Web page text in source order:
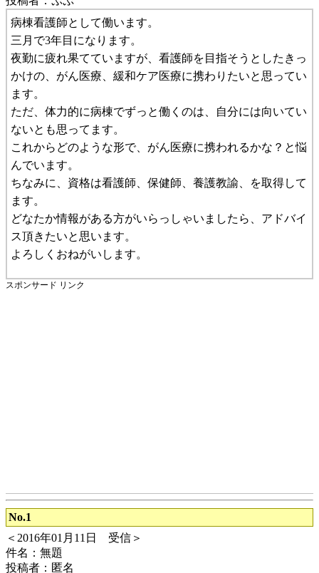
病棟看護師として働います。
三月で3年目になります。
夜勤に疲れ果てていますが、看護師を目指そうとしたきっ
かけの、がん医療、緩和ケア医療に携わりたいと思ってい
ます。
ただ、体力的に病棟でずっと働くのは、自分には向いてい
ないとも思ってます。
これからどのような形で、がん医療に携われるかな？と悩
んでいます。
ちなみに、資格は看護師、保健師、養護教諭、を取得して
ます。
どなたか情報がある方がいらっしゃいましたら、アドバイ
ス頂きたいと思います。
よろしくおねがいします。
スポンサード リンク
No.1
＜2016年01月11日 受信＞
件名：無題
投稿者：匿名